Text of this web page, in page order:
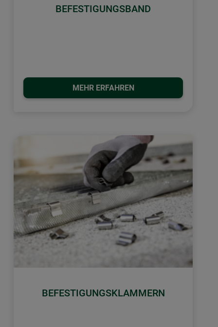
BEFESTIGUNGSBAND
MEHR ERFAHREN
BEFESTIGUNGSKLAMMERN